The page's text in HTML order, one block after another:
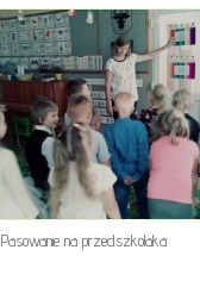
Pasowanie na przedszkolaka